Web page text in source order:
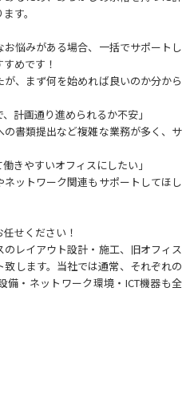
す。
悩みがある場合、一括でサポートし
めです！
が、まず何を始めれば良いのか分から
計画通り進められるか不安」
の書類提出など複雑な業務が多く、サ
きやすいオフィスにしたい」
ネットワーク関連もサポートしてほし
せください！
レイアウト設計・施工、旧オフィス
します。当社では通常、それぞれの
備・ネットワーク環境・ICT機器も全